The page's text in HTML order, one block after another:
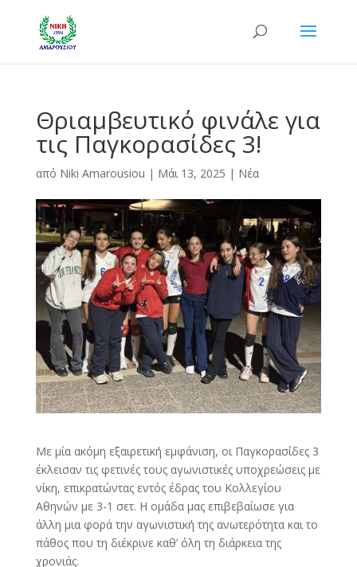
Θριαμβευτικό φινάλε για
τις Παγκορασίδες 3!
από Niki Amarousiou | Μάι 13, 2025 | Νέα
Με μία ακόμη εξαιρετική εμφάνιση, οι Παγκορασίδες 3
έκλεισαν τις φετινές τους αγωνιστικές υποχρεώσεις με
νίκη, επικρατώντας εντός έδρας του Κολλεγίου
Αθηνών με 3-1 σετ. Η ομάδα μας επιβεβαίωσε για
άλλη μια φορά την αγωνιστική της ανωτερότητα και το
πάθος που τη διέκρινε καθ’ όλη τη διάρκεια της
χρονιάς.